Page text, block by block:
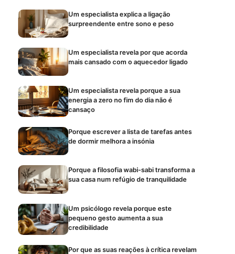
Um especialista explica a ligação
surpreendente entre sono e peso
Um especialista revela por que acorda
mais cansado com o aquecedor ligado
Um especialista revela porque a sua
energia a zero no fim do dia não é
cansaço
Porque escrever a lista de tarefas antes
de dormir melhora a insónia
Porque a filosofia wabi-sabi transforma a
sua casa num refúgio de tranquilidade
Um psicólogo revela porque este
pequeno gesto aumenta a sua
credibilidade
Por que as suas reações à crítica revelam